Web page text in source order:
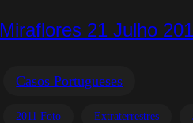
Miraflores 21 Julho
Casos Portugueses
2011 Foto Extraterrestres